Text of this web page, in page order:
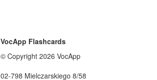
VocApp Flashcards
© Copyright 2026 VocApp
02-798 Mielczarskiego 8/58